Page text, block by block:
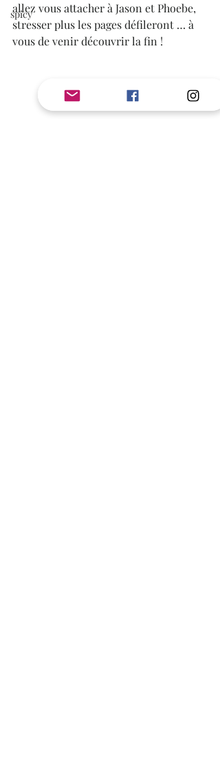
spicy
allez vous attacher à Jason et Phoebe,
stresser plus les pages défileront … à
vous de venir découvrir la fin !